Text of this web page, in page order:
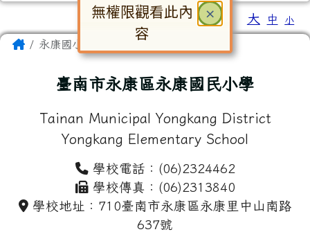
⏸
大 中 小
主內容區域
Home永康國小
臺南市永康區永康國民小學
Tainan Municipal Yongkang District
Yongkang Elementary School
學校電話：(06)2324462
學校傳真：(06)2313840
學校地址：710臺南市永康區永康里中山南路
637號
頁尾區域
× 關閉
無權限觀看此內
容
對話框已開啟。請使用 Tab 鍵在